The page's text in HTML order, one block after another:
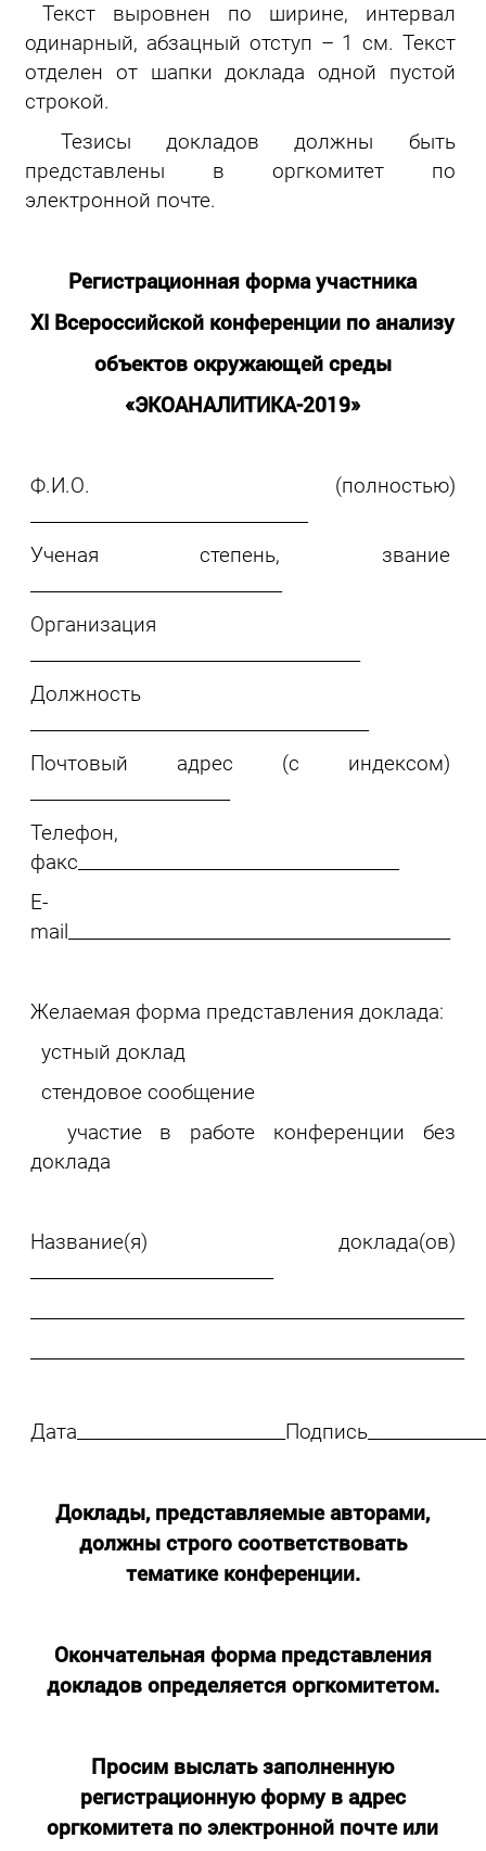
Текст выровнен по ширине, интервал
одинарный, абзацный отступ – 1 см. Текст
отделен от шапки доклада одной пустой
строкой.
Тезисы докладов должны быть
представлены в оргкомитет по
электронной почте.
Регистрационная форма участника
XI Всероссийской конференции по анализу
объектов окружающей среды
«ЭКОАНАЛИТИКА-2019»
Ф.И.О. (полностью)
Ученая степень, звание
Организация
Должность
Почтовый адрес (с индексом)
Телефон,
факс_____________________________________
E-
mail____________________________________________
Желаемая форма представления доклада:
устный доклад
стендовое сообщение
участие в работе конференции без
доклада
Название(я) доклада(ов)
Доклады, представляемые авторами,
должны строго соответствовать
тематике конференции.
Окончательная форма представления
докладов определяется оргкомитетом.
Просим выслать заполненную
регистрационную форму в адрес
оргкомитета по электронной почте или